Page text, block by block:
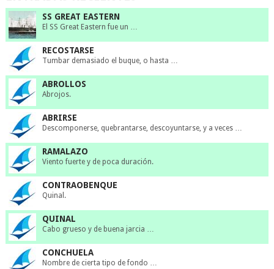
SS GREAT EASTERN
El SS Great Eastern fue un …
RECOSTARSE
Tumbar demasiado el buque, o hasta …
ABROLLOS
Abrojos.
ABRIRSE
Descomponerse, quebrantarse, descoyuntarse, y a veces …
RAMALAZO
Viento fuerte y de poca duración.
CONTRAOBENQUE
Quinal.
QUINAL
Cabo grueso y de buena jarcia …
CONCHUELA
Nombre de cierta tipo de fondo …